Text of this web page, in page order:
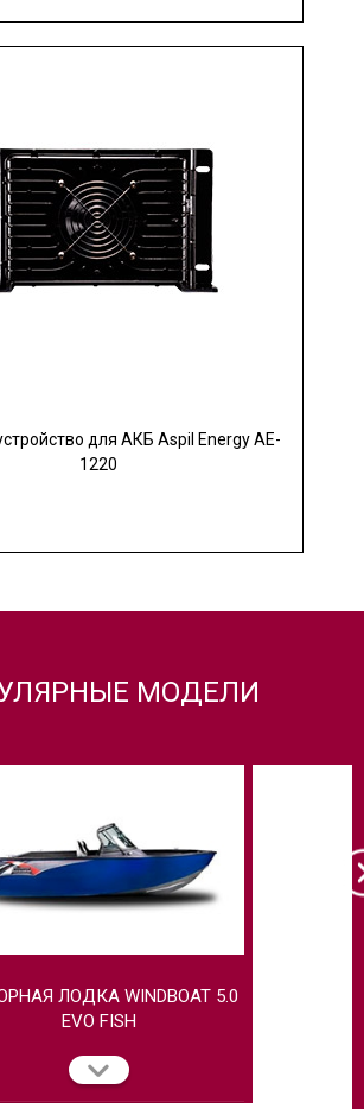
для АКБ Aspil Energy AE-
1220
МОДЕЛИ
ЛОДКА WINDBOAT 5.0
EVO FISH